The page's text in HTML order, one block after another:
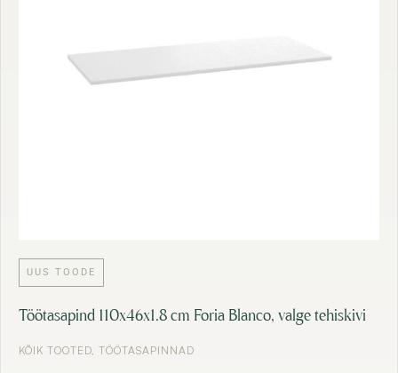
UUS TOODE
Töötasapind 110x46x1.8 cm Foria Blanco, valge tehiskivi
KÕIK TOOTED, TÖÖTASAPINNAD